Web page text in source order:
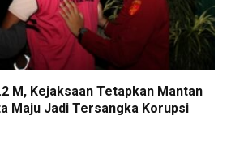
M, Kejaksaan Tetapkan Mantan
Maju Jadi Tersangka Korupsi